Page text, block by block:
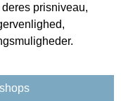
prisniveau,